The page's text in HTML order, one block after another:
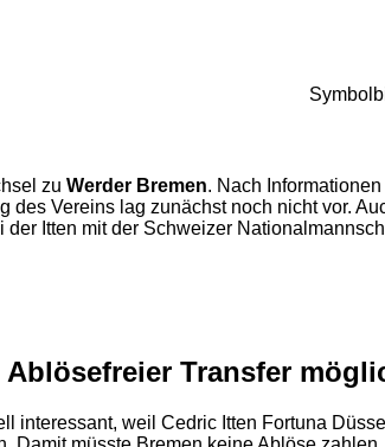
zu Werder Bremen. Nach
des Vereins lag zunächst noch nicht vor.
Itten mit der Schweizer
Transfer
interessant, weil Cedric Itten Fortuna